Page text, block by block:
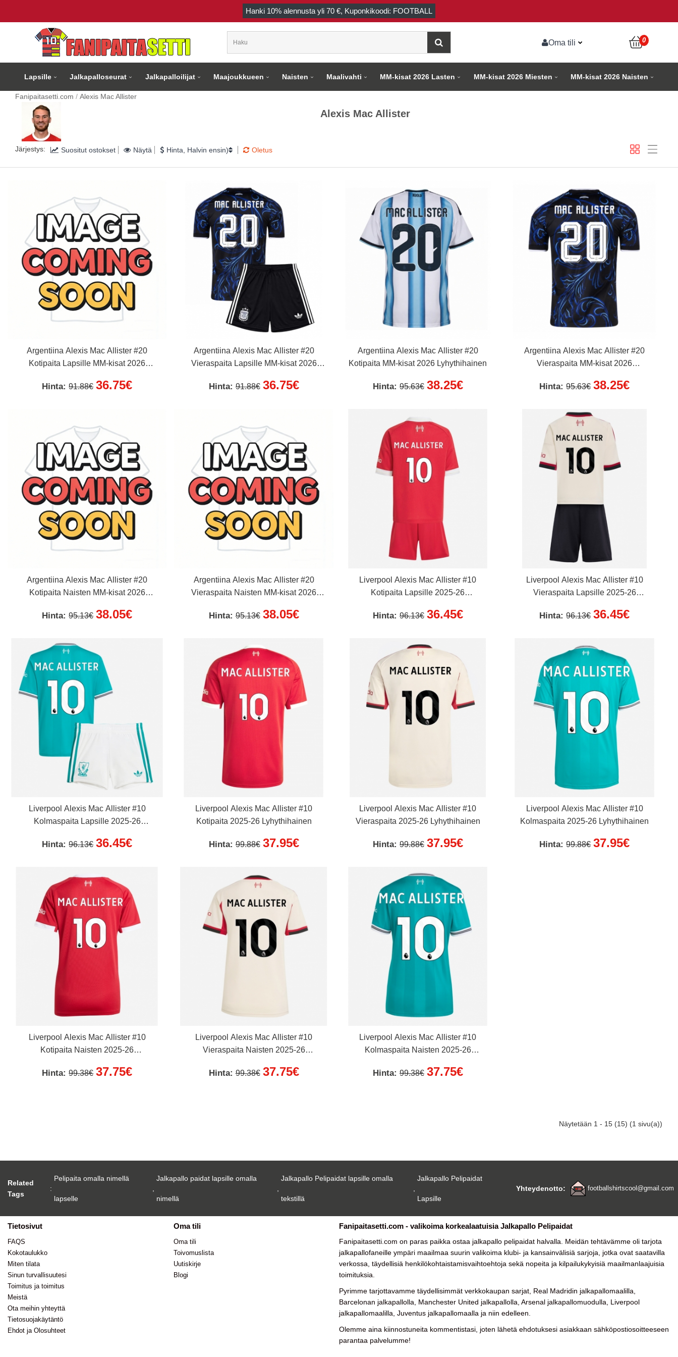
Hanki 10% alennusta yli 70 €, Kuponkikoodi: FOOTBALL
Oma tili 0
Lapsille Jalkapalloseurat Jalkapalloilijat Maajoukkueen Naisten Maalivahti MM-kisat 2026 Lasten MM-kisat 2026 Miesten MM-kisat 2026 Naisten
Fanipaitasetti.com Alexis Mac Allister
Alexis Mac Allister
Järjestys: Suositut ostokset Näytä Hinta, Halvin ensin) Oletus
Argentiina Alexis Mac Allister #20
Kotipaita Lapsille MM-kisat 2026
Hinta:91.88€ 36.75€
Argentiina Alexis Mac Allister #20
Vieraspaita Lapsille MM-kisat 2026
Hinta:91.88€ 36.75€
Argentiina Alexis Mac Allister #20
Kotipaita MM-kisat 2026 Lyhythihainen
Hinta: 95.63€ 38.25€
Argentiina Alexis Mac Allister #20
Vieraspaita MM-kisat 2026
Hinta:95.63€ 38.25€
Argentiina Alexis Mac Allister #20
Kotipaita Naisten MM-kisat 2026
Hinta:95.13€ 38.05€
Argentiina Alexis Mac Allister #20
Vieraspaita Naisten MM-kisat 2026
Hinta:95.13€ 38.05€
Liverpool Alexis Mac Allister #10
Kotipaita Lapsille 2025-26
Hinta: 96.13€ 36.45€
Liverpool Alexis Mac Allister #10
Vieraspaita Lapsille 2025-26
Hinta:96.13€ 36.45€
Liverpool Alexis Mac Allister #10
Kolmaspaita Lapsille 2025-26
Hinta:96.13€ 36.45€
Liverpool Alexis Mac Allister #10
Kotipaita 2025-26 Lyhythihainen
Hinta:99.88€ 37.95€
Liverpool Alexis Mac Allister #10
Vieraspaita 2025-26 Lyhythihainen
Hinta: 99.88€ 37.95€
Liverpool Alexis Mac Allister #10
Kolmaspaita 2025-26 Lyhythihainen
Hinta:99.88€ 37.95€
Liverpool Alexis Mac Allister #10
Kotipaita Naisten 2025-26
Hinta:99.38€ 37.75€
Liverpool Alexis Mac Allister #10
Vieraspaita Naisten 2025-26
Hinta:99.38€ 37.75€
Liverpool Alexis Mac Allister #10
Kolmaspaita Naisten 2025-26
Hinta: 99.38€ 37.75€
Näytetään 1 - 15 (15) (1 sivu(a))
Related
Tags
:
Pelipaita omalla nimellä
lapselle
,
Jalkapallo paidat lapsille omalla
nimellä
,
Jalkapallo Pelipaidat lapsille omalla
tekstillä
,
Jalkapallo Pelipaidat
Lapsille
Yhteydenotto: footballshirtscool@gmail.com
Tietosivut
FAQS
Kokotaulukko
Miten tilata
Sinun turvallisuutesi
Toimitus ja toimitus
Meistä
Ota meihin yhteyttä
Tietosuojakäytäntö
Ehdot ja Olosuhteet
Oma tili
Oma tili
Toivomuslista
Uutiskirje
Blogi
Fanipaitasetti.com - valikoima korkealaatuisia Jalkapallo Pelipaidat
Fanipaitasetti.com on paras paikka ostaa jalkapallo pelipaidat halvalla. Meidän tehtävämme oli tarjota
jalkapallofaneille ympäri maailmaa suurin valikoima klubi- ja kansainvälisiä sarjoja, jotka ovat saatavilla
verkossa, täydellisiä henkilökohtaistamisvaihtoehtoja sekä nopeita ja kilpailukykyisiä maailmanlaajuisia
toimituksia.
Pyrimme tarjottavamme täydellisimmät verkkokaupan sarjat, Real Madridin jalkapallomaalilla,
Barcelonan jalkapallolla, Manchester United jalkapallolla, Arsenal jalkapallomuodulla, Liverpool
jalkapallomaalilla, Juventus jalkapallomaalla ja niin edelleen.
Olemme aina kiinnostuneita kommentistasi, joten lähetä ehdotuksesi asiakkaan sähköpostiosoitteeseen
parantaa palvelumme!